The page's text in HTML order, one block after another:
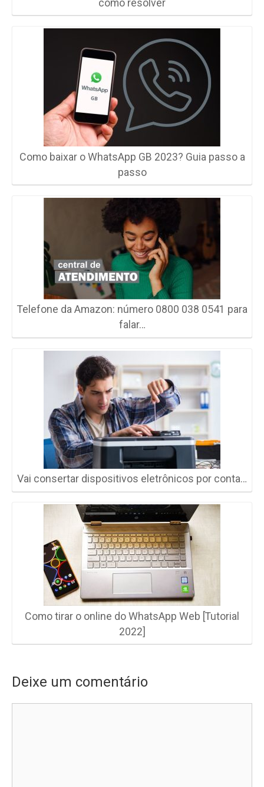
como resolver
Como baixar o WhatsApp GB 2023? Guia passo a
passo
Telefone da Amazon: número 0800 038 0541 para
falar…
Vai consertar dispositivos eletrônicos por conta…
Como tirar o online do WhatsApp Web [Tutorial
2022]
Deixe um comentário